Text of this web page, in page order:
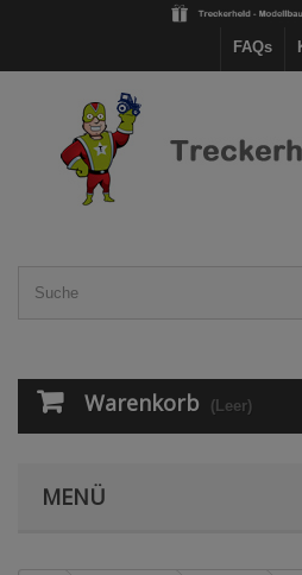
FAQs
Warenkorb (Leer)
MENÜ